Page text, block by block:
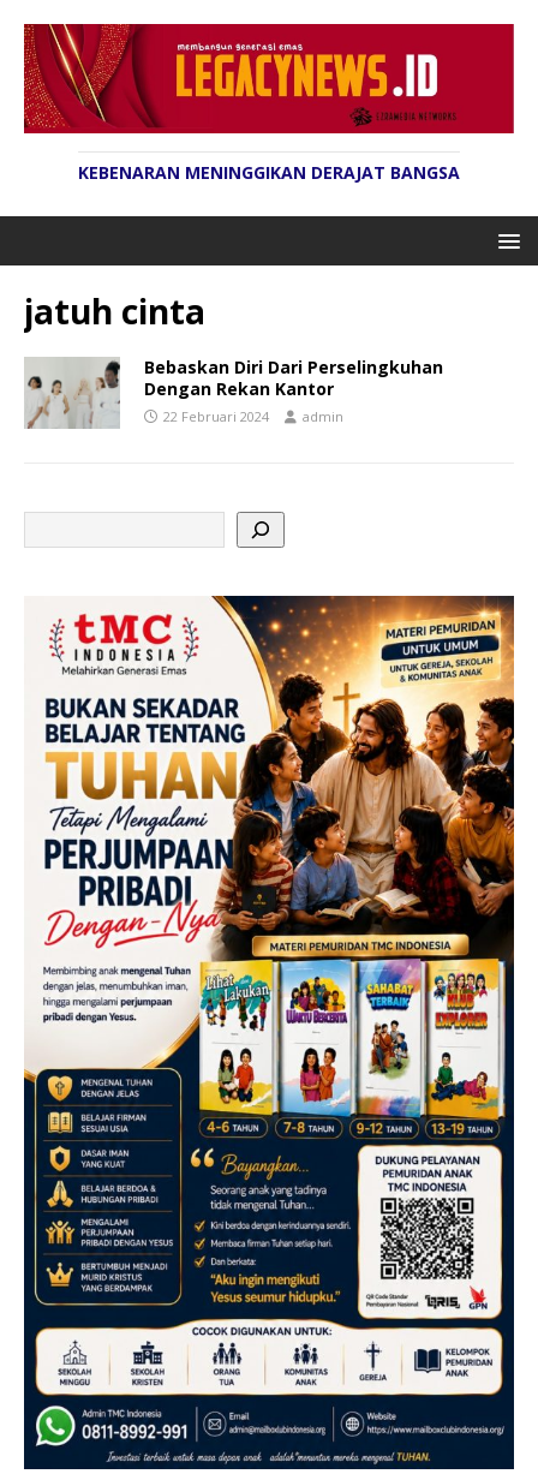
KEBENARAN MENINGGIKAN DERAJAT BANGSA
jatuh cinta
Bebaskan Diri Dari Perselingkuhan
Dengan Rekan Kantor
22 Februari 2024 admin